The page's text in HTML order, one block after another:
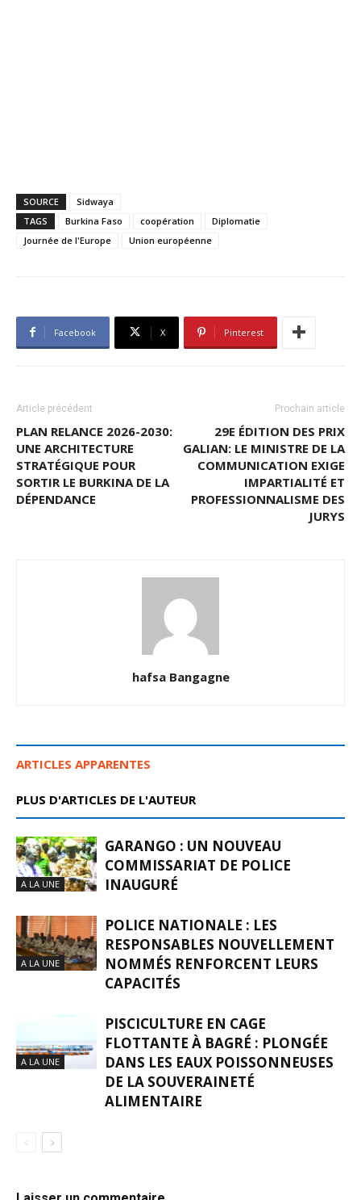
SOURCE
Sidwaya
TAGS
Burkina Faso coopération
Diplomatie
Journée de l'Europe
Union européenne
Facebook X Pinterest
Article précédent
PLAN RELANCE 2026-2030:
UNE ARCHITECTURE
STRATÉGIQUE POUR
SORTIR LE BURKINA DE LA
DÉPENDANCE
Prochain article
29E ÉDITION DES PRIX
GALIAN: LE MINISTRE DE LA
COMMUNICATION EXIGE
IMPARTIALITÉ ET
PROFESSIONNALISME DES
JURYS
hafsa Bangagne
ARTICLES APPARENTES
PLUS D'ARTICLES DE L'AUTEUR
A LA UNE
GARANGO : UN NOUVEAU
COMMISSARIAT DE POLICE
INAUGURÉ
A LA UNE
POLICE NATIONALE : LES
RESPONSABLES NOUVELLEMENT
NOMMÉS RENFORCENT LEURS
CAPACITÉS
A LA UNE
PISCICULTURE EN CAGE
FLOTTANTE À BAGRÉ : PLONGÉE
DANS LES EAUX POISSONNEUSES
DE LA SOUVERAINETÉ
ALIMENTAIRE